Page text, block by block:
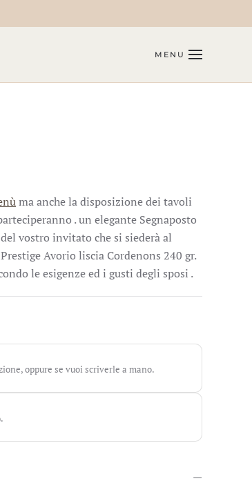
MENU
ma anche la disposizione dei tavoli
. un elegante Segnaposto
vostro invitato che si siederà al
Avorio liscia Cordenons 240 gr.
le esigenze ed i gusti degli sposi .
oppure se vuoi scriverle a mano.
—